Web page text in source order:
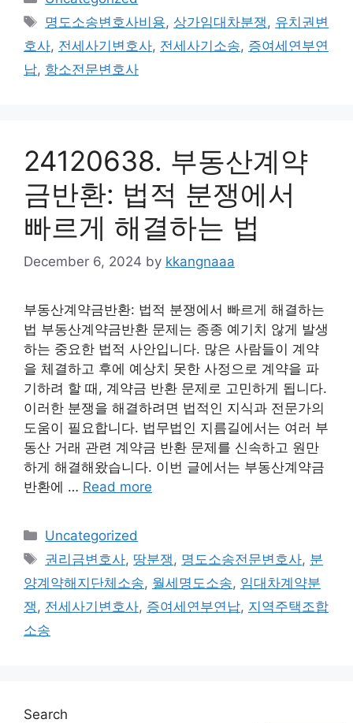
Tags
명도소송변호사비용, 상가임대차분쟁 , 유치권변
호사, 전세사기변호사, 전세사기소송, 증여세연부연
납, 항소전문변호사
24120638. 부동산계약
금반환: 법적 분쟁에서
빠르게 해결하는 법
December 6, 2024 by kkangnaaa
부동산계약금반환: 법적 분쟁에서 빠르게 해결하는
법 부동산계약금반환 문제는 종종 예기치 않게 발생
하는 중요한 법적 사안입니다. 많은 사람들이 계약
을 체결하고 후에 예상치 못한 사정으로 계약을 파
기하려 할 때, 계약금 반환 문제로 고민하게 됩니다.
이러한 분쟁을 해결하려면 법적인 지식과 전문가의
도움이 필요합니다. 법무법인 지름길에서는 여러 부
동산 거래 관련 계약금 반환 문제를 신속하고 원만
하게 해결해왔습니다. 이번 글에서는 부동산계약금
반환에 … Read more
Categories
Uncategorized
Tags
권리금변호사, 땅분쟁, 명도소송전문변호사, 분
양계약해지단체소송, 월세명도소송, 임대차계약분
쟁, 전세사기변호사, 증여세연부연납, 지역주택조합
소송
Search